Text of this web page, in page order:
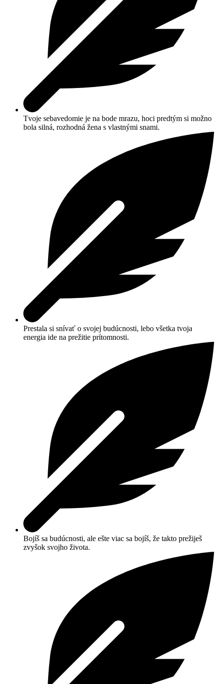
Tvoje sebavedomie je na bode mrazu, hoci predtým si možno
bola silná, rozhodná žena s vlastnými snami.
Prestala si snívať o svojej budúcnosti, lebo všetka tvoja
energia ide na prežitie prítomnosti.
Bojíš sa budúcnosti, ale ešte viac sa bojíš, že takto prežiješ
zvyšok svojho života.